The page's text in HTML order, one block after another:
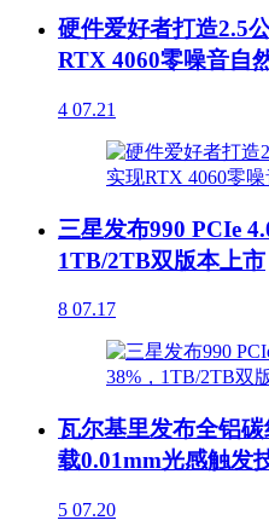
硬件爱好者打造2.5
RTX 4060零噪音自
4 07.21
三星发布990 PCIe
1TB/2TB双版本上市
8 07.17
瓦尔基里发布全铝
载0.01mm光感触发
5 07.20